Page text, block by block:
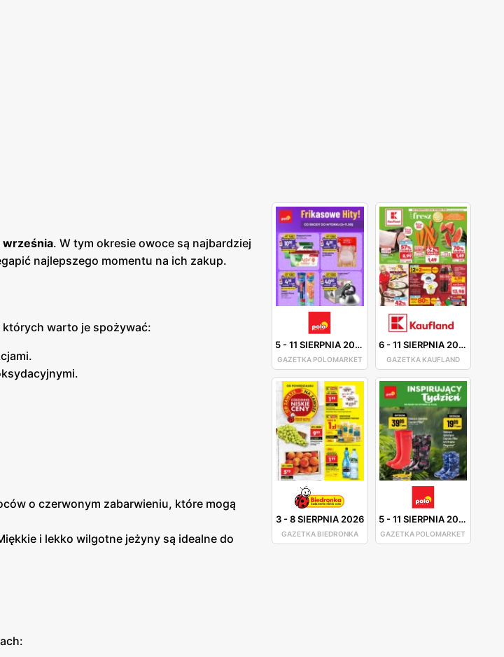
5-11 SIERPNIA 2026
GAZETKA POLOMARKET
6-11 SIERPNIA 2026
GAZETKA KAUFLAND
3-8 SIERPNIA 2026
GAZETKA BIEDRONKA
5-11 SIERPNIA 2026
GAZETKA POLOMARKET
września. W tym okresie owoce są najbardziej
najlepszego momentu na ich zakup.
których warto je spożywać:
o czerwonym zabarwieniu, które mogą
i lekko wilgotne jeżyny są idealne do